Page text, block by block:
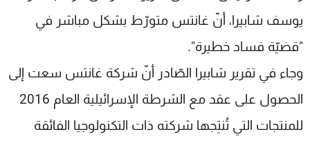
يوسف شابيرا، أنّ غانتس متورّط بشكل مباشر في
"قضيّة فساد خطيرة".
وجاء في تقرير شابيرا الصّادر أنّ شركة غانتس سعت إلى
الحصول على عقد مع الشرطة الإسرائيلية العام 2016
للمنتجات التي تُنتِجها شركته ذات التكنولوجيا الفائقة